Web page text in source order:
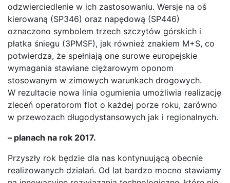
odzwierciedlenie w ich zastosowaniu. Wersje na oś
kierowaną (SP346) oraz napędową (SP446)
oznaczono symbolem trzech szczytów górskich i
płatka śniegu (3PMSF), jak również znakiem M+S, co
potwierdza, że spełniają one surowe europejskie
wymagania stawiane ciężarowym oponom
stosowanym w zimowych warunkach drogowych.
W rezultacie nowa linia ogumienia umożliwia realizację
zleceń operatorom flot o każdej porze roku, zarówno
w przewozach długodystansowych jak i regionalnych.
– planach na rok 2017.
Przyszły rok będzie dla nas kontynuującą obecnie
realizowanych działań. Od lat bardzo mocno stawiamy